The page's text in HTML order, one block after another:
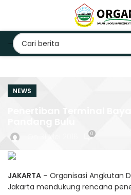
NEWS
0
JAKARTA – Organisasi Angkutan
Jakarta mendukung rencana